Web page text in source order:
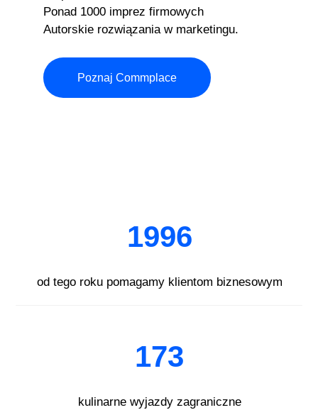
Ponad 1000 imprez firmowych
Autorskie rozwiązania w marketingu.
Poznaj Commplace
1996
od tego roku pomagamy klientom biznesowym
173
kulinarne wyjazdy zagraniczne